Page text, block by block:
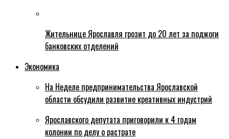
Жительнице Ярославля грозит до 20 лет за поджоги
банковских отделений
Экономика
На Неделе предпринимательства Ярославской
области обсудили развитие креативных индустрий
Ярославского депутата приговорили к 4 годам
колонии по делу о растрате